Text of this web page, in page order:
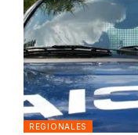
REGIONALES